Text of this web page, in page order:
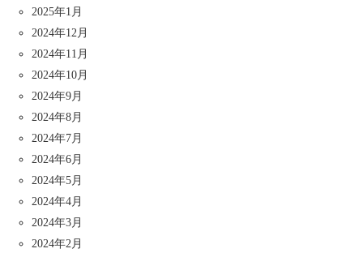
2025年1月
2024年12月
2024年11月
2024年10月
2024年9月
2024年8月
2024年7月
2024年6月
2024年5月
2024年4月
2024年3月
2024年2月